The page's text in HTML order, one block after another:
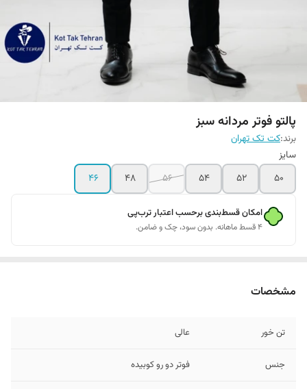
پالتو فوتر مردانه سبز
برند:کت تک تهران
سایز
50
52
54
56 ۴۸ ۴۶
امکان قسط‌بندی برحسب اعتبار ترب‌پی
۴ قسط ماهانه. بدون سود، چک و ضامن.
مشخصات
تن خور عالی
جنس فوتر دو رو کوبیده